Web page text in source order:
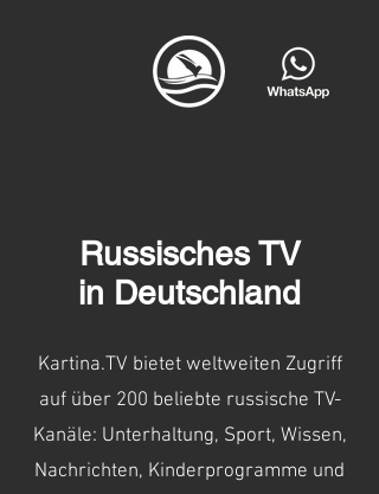
Russisches TV
in Deutschland
Kartina.TV bietet weltweiten Zugriff
auf über 200 beliebte russische TV-
Kanäle: Unterhaltung, Sport, Wissen,
Nachrichten, Kinderprogramme und